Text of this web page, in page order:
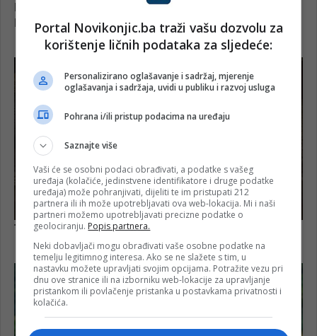
Portal Novikonjic.ba traži vašu dozvolu za
korištenje ličnih podataka za sljedeće:
Personalizirano oglašavanje i sadržaj, mjerenje
oglašavanja i sadržaja, uvidi u publiku i razvoj usluga
Pohrana i/ili pristup podacima na uređaju
Saznajte više
Vaši će se osobni podaci obrađivati, a podatke s vašeg
uređaja (kolačiće, jedinstvene identifikatore i druge podatke
uređaja) može pohranjivati, dijeliti te im pristupati 212
partnera ili ih može upotrebljavati ova web-lokacija. Mi i naši
partneri možemo upotrebljavati precizne podatke o
geolociranju. Popis partnera.
Neki dobavljači mogu obrađivati vaše osobne podatke na
temelju legitimnog interesa. Ako se ne slažete s tim, u
nastavku možete upravljati svojim opcijama. Potražite vezu pri
dnu ove stranice ili na izborniku web-lokacije za upravljanje
pristankom ili povlačenje pristanka u postavkama privatnosti i
kolačića.